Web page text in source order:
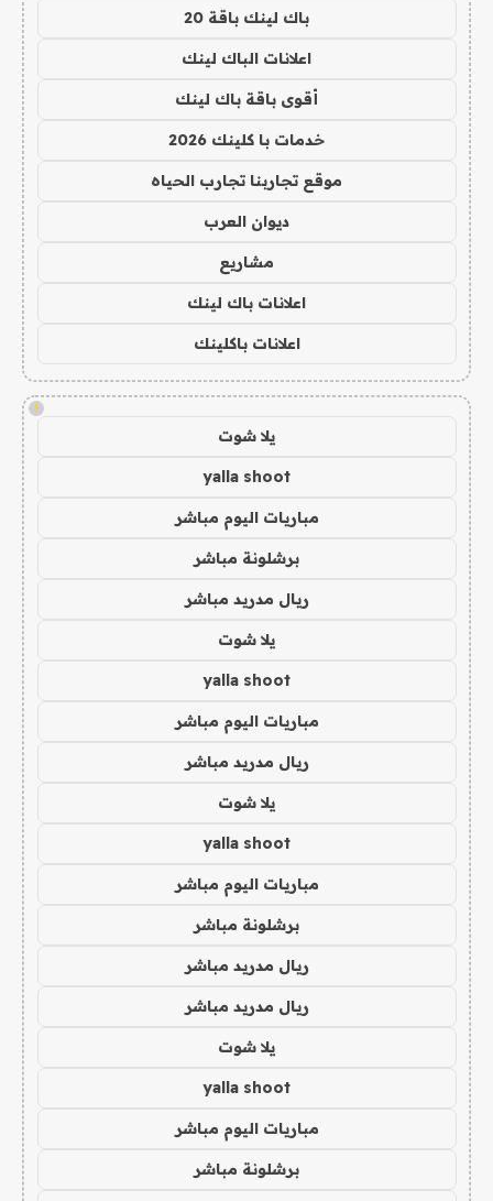
باك لينك باقة 20
اعلانات الباك لينك
أقوى باقة باك لينك
خدمات با كلينك 2026
موقع تجاربنا تجارب الحياه
ديوان العرب
مشاريع
اعلانات باك لينك
اعلانات باكلينك
!
يلا شوت
yalla shoot
مباريات اليوم مباشر
برشلونة مباشر
ريال مدريد مباشر
يلا شوت
yalla shoot
مباريات اليوم مباشر
ريال مدريد مباشر
يلا شوت
yalla shoot
مباريات اليوم مباشر
برشلونة مباشر
ريال مدريد مباشر
ريال مدريد مباشر
يلا شوت
yalla shoot
مباريات اليوم مباشر
برشلونة مباشر